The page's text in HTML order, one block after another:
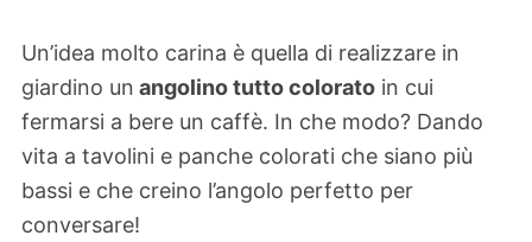
Un’idea molto carina è quella di realizzare in
giardino un angolino tutto colorato in cui
fermarsi a bere un caffè. In che modo? Dando
vita a tavolini e panche colorati che siano più
bassi e che creino l’angolo perfetto per
conversare!